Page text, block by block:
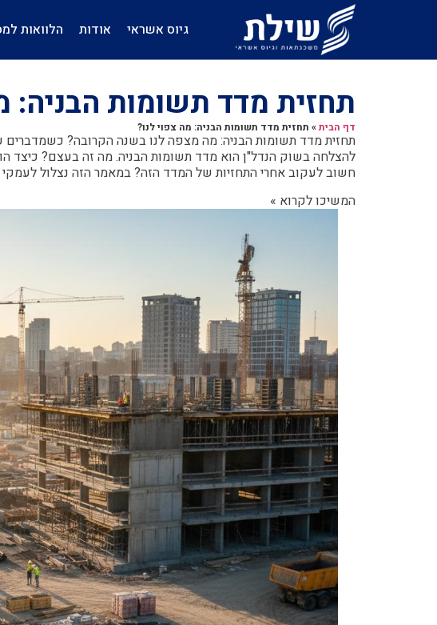
גיוס אשראי אודות הלוואות
תחזית מדד תשומות הבניה:
דף הבית» תחזית מדד תשומות הבניה: מה צפוי לנו?
תחזית מדד תשומות הבניה: מה מצפה לנו בשנה הקרובה? כשמדברים
להצלחה בשוק הנדל"ן הוא מדד תשומות הבניה. מה זה בעצם? כיצד
חשוב לעקוב אחרי התחזיות של המדד הזה? במאמר הזה נצלול לעמקי
המשיכו לקרוא »